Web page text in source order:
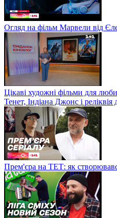
Огляд на фільм Марвели від
Цікаві художні фільми для
Тенет, Індіана Джонс і реліквія
Прем'єра на ТЕТ: як